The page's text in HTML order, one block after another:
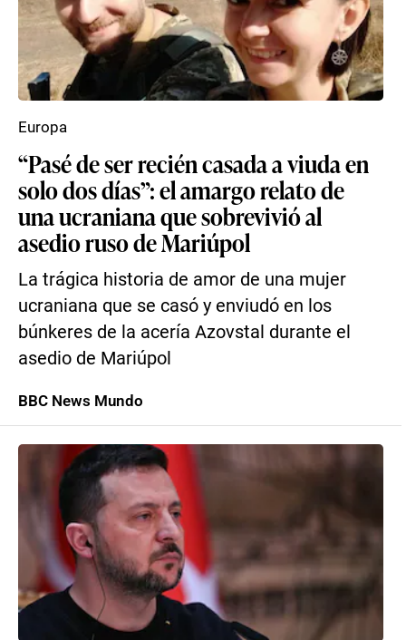
“Pasé de ser recién casada a viuda en
solo dos días”: el amargo relato de
una ucraniana que sobrevivió al
asedio ruso de Mariúpol
La trágica historia de amor de una mujer
ucraniana que se casó y enviudó en los
búnkeres de la acería Azovstal durante el
asedio de Mariúpol
Europa
BBC News Mundo